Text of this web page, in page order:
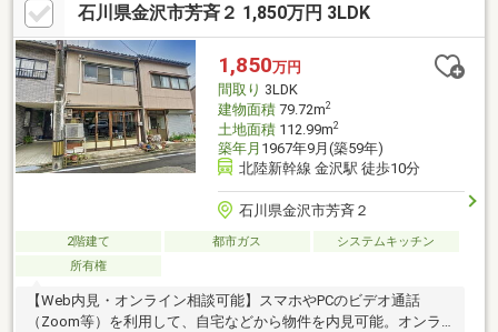
石川県金沢市芳斉２ 1,850万円 3LDK
1,850万円
間取り 3LDK
建物面積79.72m2
土地面積112.99m2
築年月 1967年9月(築59年)
北陸新幹線 金沢駅 徒歩10分
石川県金沢市芳斉２
2階建て 都市ガス
システムキッチン
所有権
【Web内見・オンライン相談可能】スマホやPCのビデオ通話
（Zoom等）を利用して、自宅などから物件を内見可能。オンラ